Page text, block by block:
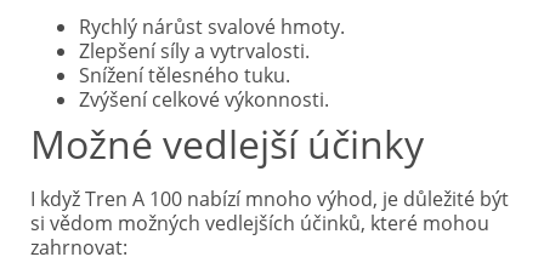
Rychlý nárůst svalové hmoty.
Zlepšení síly a vytrvalosti.
Snížení tělesného tuku.
Zvýšení celkové výkonnosti.
Možné vedlejší účinky
I když Tren A 100 nabízí mnoho výhod, je důležité být
si vědom možných vedlejších účinků, které mohou
zahrnovat: